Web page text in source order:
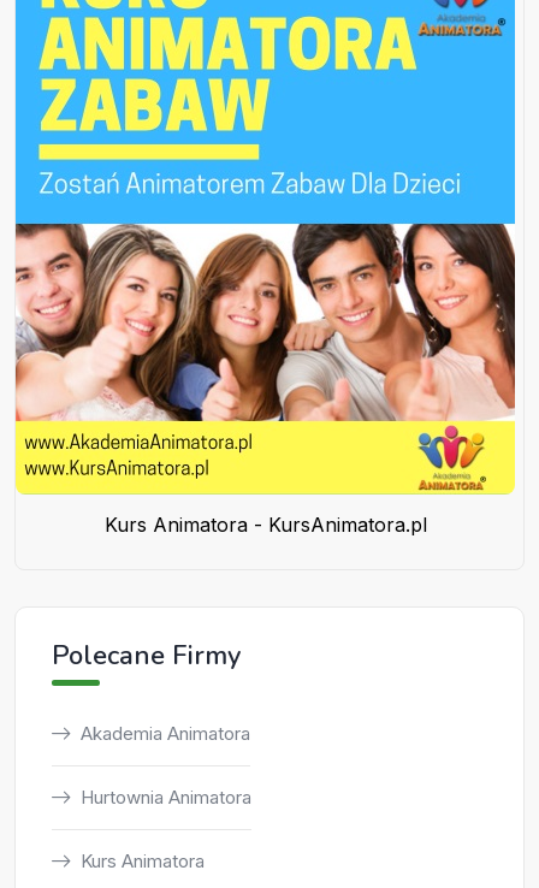
Kurs Animatora - KursAnimatora.pl
Polecane Firmy
Akademia Animatora
Hurtownia Animatora
Kurs Animatora